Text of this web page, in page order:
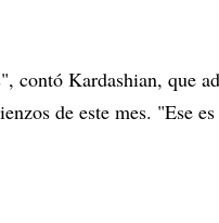
contó Kardashian, que
de este mes. "Ese